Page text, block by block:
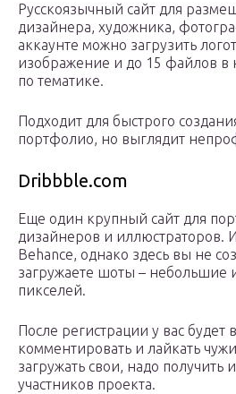
Русскоязычный сайт для
дизайнера, художника,
аккаунте можно загрузить
изображение и до 15 файлов в
по тематике.
Подходит для быстрого
портфолио, но выглядит
Dribbble.com
Еще один крупный сайт для
дизайнеров и иллюстраторов.
Behance, однако здесь вы не
загружаете шоты – небольшие
пикселей.
После регистрации у вас будет
комментировать и лайкать
загружать свои, надо получить
участников проекта.